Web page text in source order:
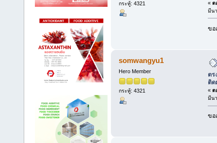
กระทู้: 4321 « ต
มีน
ขอ
somwangyu1
Hero Member
กระทู้: 4321
ตร
ติด
« ต
มีน
ขอ